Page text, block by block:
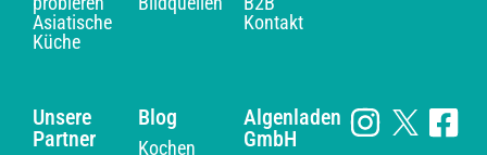
Asiatische
Küche
Kontakt
Unsere
Partner
Blog
Kochen
Algenladen
GmbH